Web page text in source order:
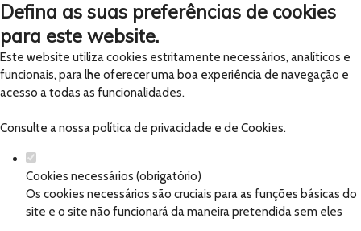
Defina as suas preferências de cookies
para este website.
Este website utiliza cookies estritamente necessários, analíticos e
funcionais, para lhe oferecer uma boa experiência de navegação e
acesso a todas as funcionalidades.
Consulte a nossapolítica de privacidade e de Cookies.
Cookies necessários (obrigatório)
Os cookies necessários são cruciais para as funções básicas do
site e o site não funcionará da maneira pretendida sem eles